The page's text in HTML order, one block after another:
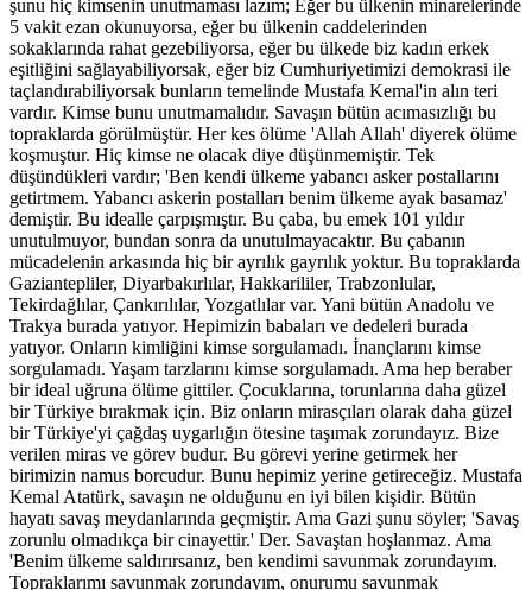
şunu hiç kimsenin unutmaması lazım; Eğer bu ülkenin minarelerinde
5 vakit ezan okunuyorsa, eğer bu ülkenin caddelerinden
sokaklarında rahat gezebiliyorsa, eğer bu ülkede biz kadın erkek
eşitliğini sağlayabiliyorsak, eğer biz Cumhuriyetimizi demokrasi ile
taçlandırabiliyorsak bunların temelinde Mustafa Kemal'in alın teri
vardır. Kimse bunu unutmamalıdır. Savaşın bütün acımasızlığı bu
topraklarda görülmüştür. Her kes ölüme 'Allah Allah' diyerek ölüme
koşmuştur. Hiç kimse ne olacak diye düşünmemiştir. Tek
düşündükleri vardır; 'Ben kendi ülkeme yabancı asker postallarını
getirtmem. Yabancı askerin postalları benim ülkeme ayak basamaz'
demiştir. Bu idealle çarpışmıştır. Bu çaba, bu emek 101 yıldır
unutulmuyor, bundan sonra da unutulmayacaktır. Bu çabanın
mücadelenin arkasında hiç bir ayrılık gayrılık yoktur. Bu topraklarda
Gaziantepliler, Diyarbakırlılar, Hakkarililer, Trabzonlular,
Tekirdağlılar, Çankırılılar, Yozgatlılar var. Yani bütün Anadolu ve
Trakya burada yatıyor. Hepimizin babaları ve dedeleri burada
yatıyor. Onların kimliğini kimse sorgulamadı. İnançlarını kimse
sorgulamadı. Yaşam tarzlarını kimse sorgulamadı. Ama hep beraber
bir ideal uğruna ölüme gittiler. Çocuklarına, torunlarına daha güzel
bir Türkiye bırakmak için. Biz onların mirasçıları olarak daha güzel
bir Türkiye'yi çağdaş uygarlığın ötesine taşımak zorundayız. Bize
verilen miras ve görev budur. Bu görevi yerine getirmek her
birimizin namus borcudur. Bunu hepimiz yerine getireceğiz. Mustafa
Kemal Atatürk, savaşın ne olduğunu en iyi bilen kişidir. Bütün
hayatı savaş meydanlarında geçmiştir. Ama Gazi şunu söyler; 'Savaş
zorunlu olmadıkça bir cinayettir.' Der. Savaştan hoşlanmaz. Ama
'Benim ülkeme saldırırsanız, ben kendimi savunmak zorundayım.
Topraklarımı savunmak zorundayım, onurumu savunmak